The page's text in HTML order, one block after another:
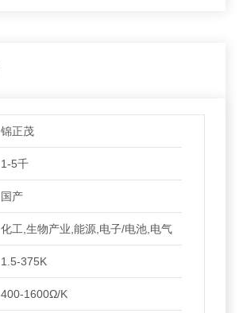
锦正茂
1-5千
国产
化工,生物产业,能源,电子/电池,电气
1.5-375K
400-1600Ω/K